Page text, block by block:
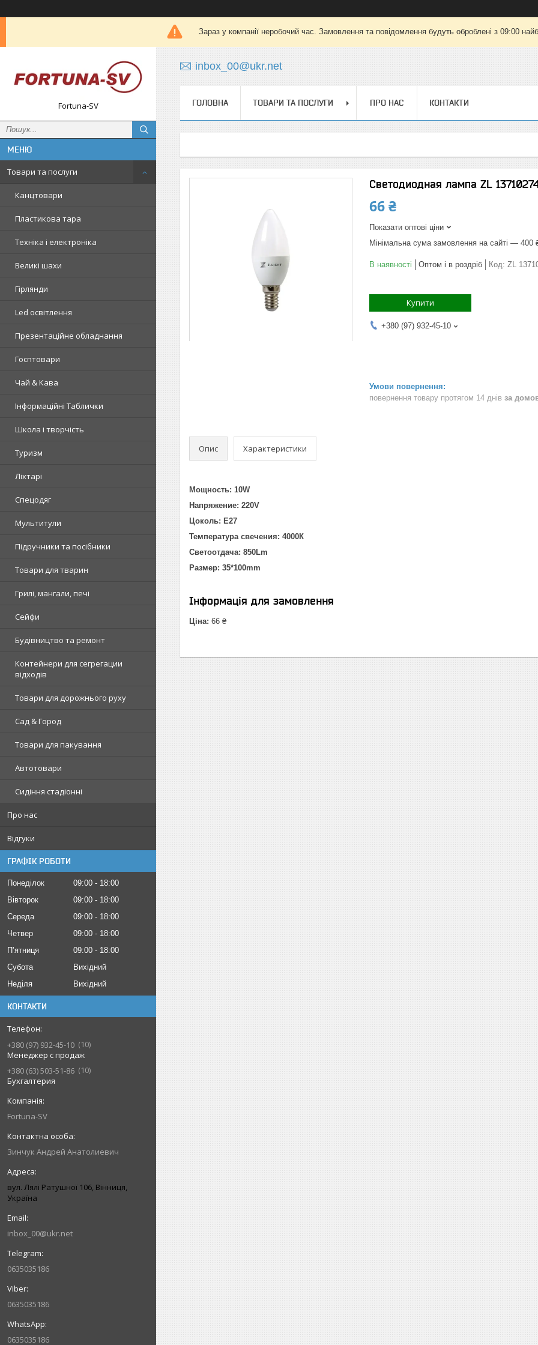
Зараз у компанії неробочий час. Замовлення та повідомлення будуть оброблені з 09:00
Fortuna-SV
Товари та послуги
Канцтовари
Пластикова тара
Техніка і електроніка
Великі шахи
Гірлянди
Led освітлення
Презентаційне обладнання
Госптовари
Чай & Кава
Інформаційні Таблички
Школа і творчість
Туризм
Ліхтарі
Спецодяг
Мультитули
Підручники та посібники
Товари для тварин
Грилі, мангали, печі
Сейфи
Будівництво та ремонт
Контейнери для сегрегации
відходів
Товари для дорожнього руху
Сад & Город
Товари для пакування
Автотовари
Сидіння стадіонні
Про нас
Відгуки
ГРАФІК РОБОТИ
Понеділок 09:00
18:00
Вівторок
09:00
18:00
Середа
09:00
18:00
Четвер
09:00
18:00
Пʼятниця
09:00
18:00
Субота
Вихідний
Неділя
Вихідний
КОНТАКТИ
+380 (97) 932-45-10
10
Менеджер с продаж
+380 (63) 503-51-86
10
Бухгалтерия
Fortuna-SV
Зинчук Андрей Анатолиевич
вул. Лялі Ратушної 106, Вінниця,
Україна
inbox_00@ukr.net
0635035186
0635035186
0635035186
inbox_00@ukr.net
ГОЛОВНА ТОВАРИ ТА ПОСЛУГИ ПРО НАС КОНТАКТИ
Светодиодная лампа ZL
66 ₴
Показати оптові ціни
Мінімальна сума замовлення на сайті — 400
В наявності Оптом і в роздріб Код: ZL
Купити
+380 (97) 932-45-10
повернення товару протягом 14 днів за
Опис Характеристики
Мощность: 10W
Напряжение: 220V
Цоколь: Е27
Температура свечения: 4000К
Светоотдача: 850Lm
Размер: 35*100mm
Інформація для замовлення
Ціна: 66 ₴